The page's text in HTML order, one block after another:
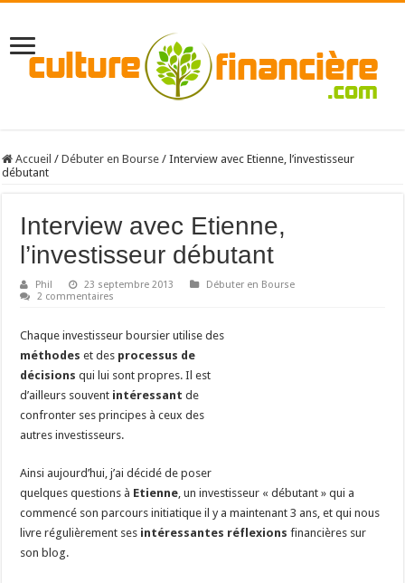
Accueil / Débuter en Bourse / Interview avec Etienne, l’investisseur
débutant
Interview avec Etienne,
l’investisseur débutant
Phil 23 septembre 2013
Débuter en Bourse
2 commentaires
Chaque investisseur boursier utilise des
méthodes et des processus de
décisions qui lui sont propres. Il est
d’ailleurs souvent intéressant de
confronter ses principes à ceux des
autres investisseurs.
Ainsi aujourd’hui, j’ai décidé de poser
quelques questions à Etienne, un investisseur « débutant » qui a
commencé son parcours initiatique il y a maintenant 3 ans, et qui nous
livre régulièrement ses intéressantes réflexions financières sur
son blog.